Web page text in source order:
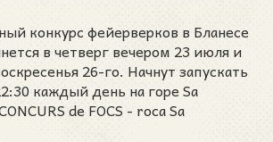
конкурс фейерверков в Бланесе
в четверг вечером 23 июля и
26-го. Начнут запускать
каждый день на горе Sa
de FOCS - roca Sa